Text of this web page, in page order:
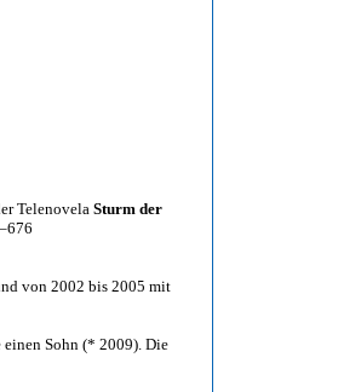
Telenovela Sturm der
von 2002 bis 2005 mit
einen Sohn (* 2009). Die